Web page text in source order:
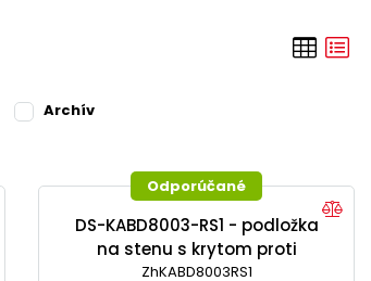
Archív
Odporúčané
DS-KABD8003-RS1 - podložka
na stenu s krytom proti
dažďu
ZhKABD8003RS1